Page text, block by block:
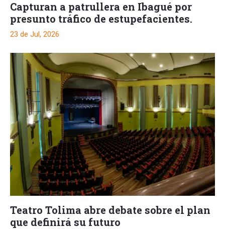
Capturan a patrullera en Ibagué por
presunto tráfico de estupefacientes.
23 de Jul, 2026
Teatro Tolima abre debate sobre el plan
que definirá su futuro